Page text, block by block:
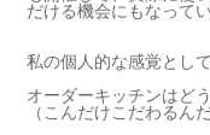
だける機会にもなってい
私の個人的な感覚として
オーダーキッチンはど
（こんだけこだわるん